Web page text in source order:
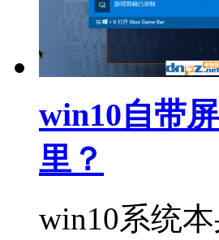
win10自带
里？
win10系统